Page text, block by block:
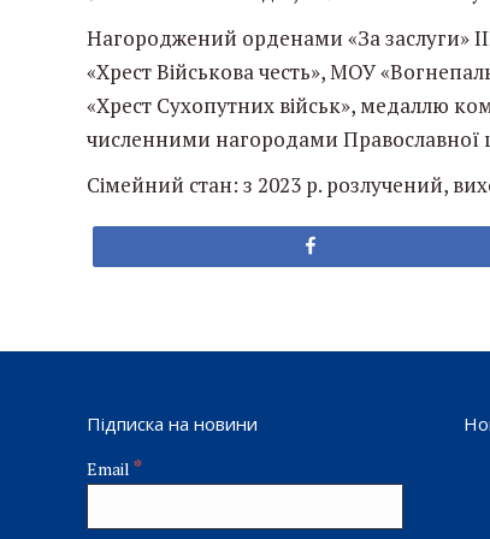
Нагороджений орденами «За заслуги»
«Хрест Військова честь», МОУ
«Хрест Сухопутних військ», медаллю
численними нагородами Православної
Сімейний стан: з 2023 р. розлучений,
Підписка на новини
Email *